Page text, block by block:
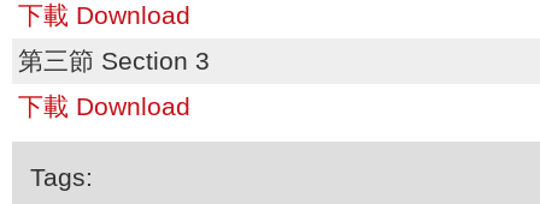
下載 Download
第三節 Section 3
下載 Download
Tags: